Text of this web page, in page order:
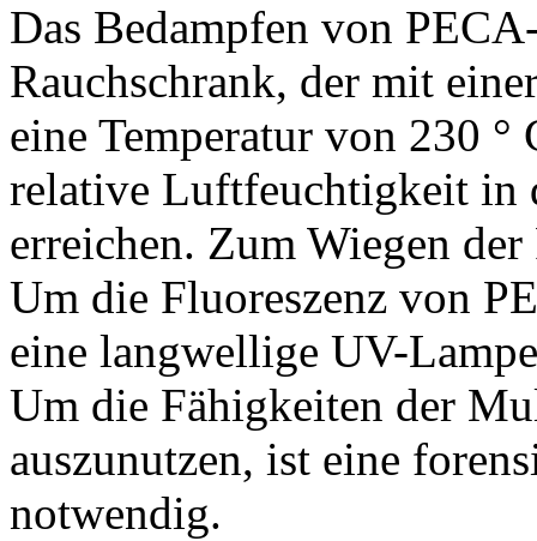
Das Bedampfen von
Rauchschrank, der mit
eine Temperatur von 230
relative Luftfeuchtigkeit in
erreichen. Zum Wiegen
Um die Fluoreszenz von
eine langwellige UV-
Um die Fähigkeiten der
auszunutzen, ist eine
notwendig.